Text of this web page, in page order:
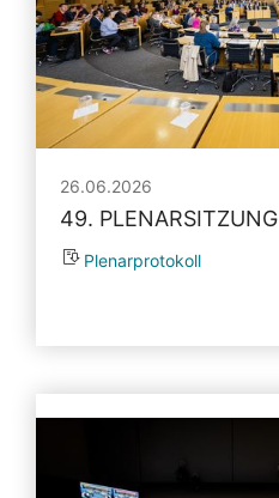
26.06.2026
49. PLENARSITZUNG
Plenarprotokoll